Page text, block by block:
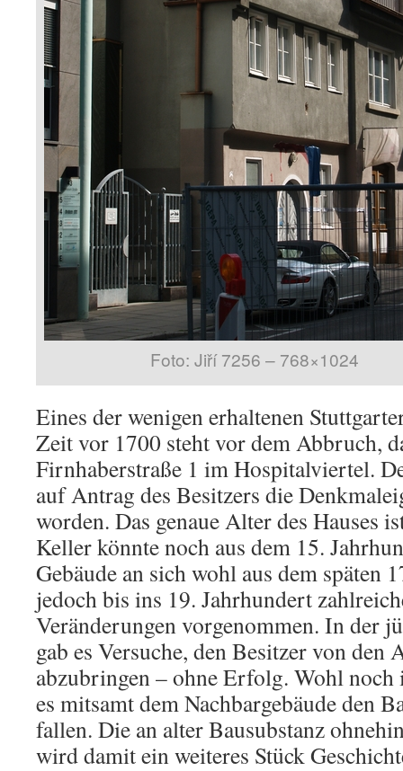
Foto: Jiří 7256 – 768×1024
Eines der wenigen erhaltenen
Zeit vor 1700 steht vor dem Abbruch,
Firnhaberstraße 1 im Hospitalviertel.
auf Antrag des Besitzers die
worden. Das genaue Alter des Hauses
Keller könnte noch aus dem 15.
Gebäude an sich wohl aus dem späten
jedoch bis ins 19. Jahrhundert
Veränderungen vorgenommen. In der
gab es Versuche, den Besitzer von den
abzubringen – ohne Erfolg. Wohl
es mitsamt dem Nachbargebäude den
fallen. Die an alter Bausubstanz
wird damit ein weiteres Stück